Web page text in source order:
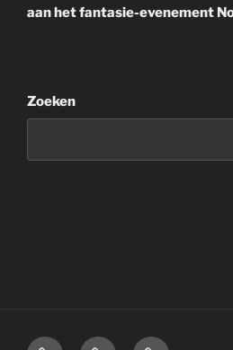
aan het fantasie-evenement
Zoeken